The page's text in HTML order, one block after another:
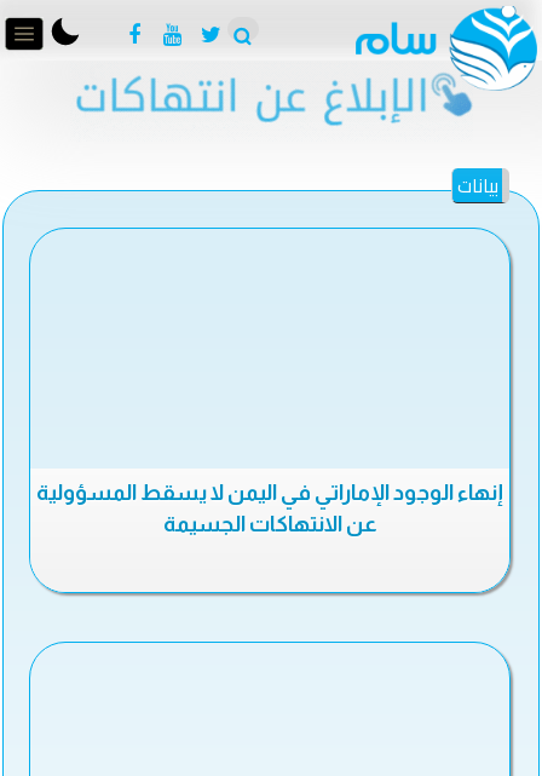
بيانات
إنهاء الوجود الإماراتي في اليمن لا يسقط المسؤولية
عن الانتهاكات الجسيمة